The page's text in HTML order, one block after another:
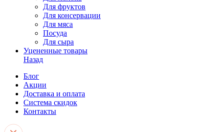
Для фруктов
Для консервации
Для мяса
Посуда
Для сыра
Уцененные товары
Назад
Блог
Акции
Доставка и оплата
Система скидок
Контакты